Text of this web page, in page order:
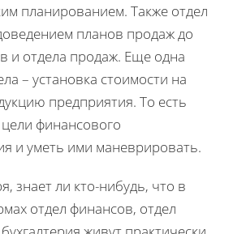
планированием. Также отдел
планов продаж до
и отдела продаж. Еще одна
– установка стоимости на
предприятия. То есть
финансового
и уметь ими маневрировать.
знает ли кто-нибудь, что в
отдел финансов, отдел